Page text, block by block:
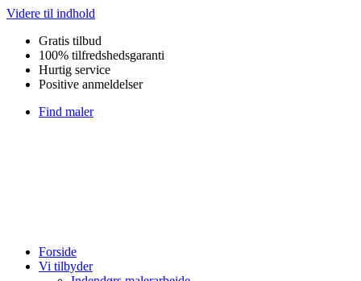
Videre til indhold
Gratis tilbud
100% tilfredshedsgaranti
Hurtig service
Positive anmeldelser
Find maler
Forside
Vi tilbyder